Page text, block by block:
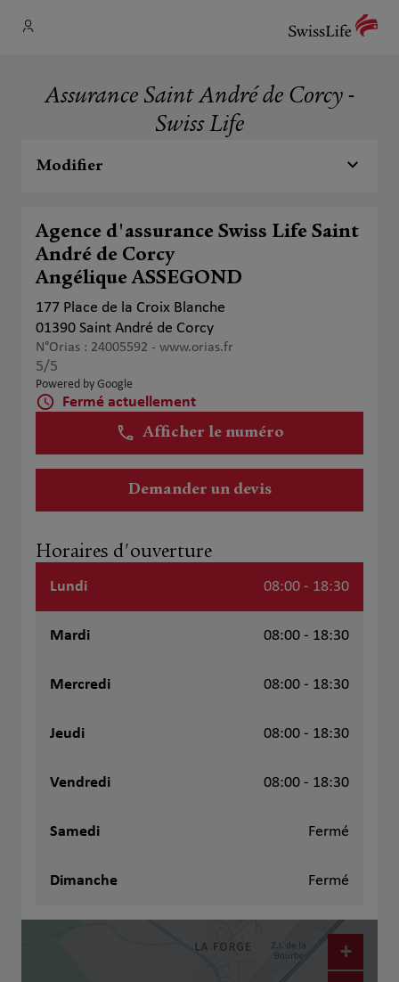
Assurance Saint André de Corcy -
Swiss Life
Modifier
Agence d'assurance Swiss Life Saint
André de Corcy
Angélique ASSEGOND
177 Place de la Croix Blanche
01390 Saint André de Corcy
N°Orias : 24005592 - www.orias.fr
5/5
Powered by Google
Fermé actuellement
Afficher le numéro
Demander un devis
Horaires d'ouverture
Lundi 08:00 - 18:30
Mardi 08:00 - 18:30
Mercredi 08:00 - 18:30
Jeudi 08:00 - 18:30
Vendredi 08:00 - 18:30
Samedi Fermé
Dimanche Fermé
+